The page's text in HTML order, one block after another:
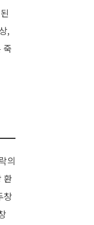
,
죽
의
환
창